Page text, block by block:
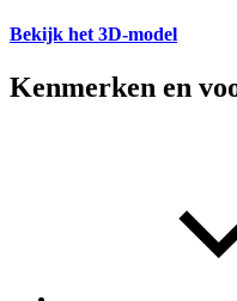
Bekijk het 3D-model
Kenmerken en